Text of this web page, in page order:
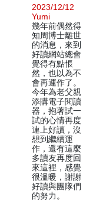
2023/12/12
Yumi
幾年前偶然得
知周博士離世
的消息，來到
好讀網站總會
覺得有點悵
然，也以為不
會再運作了。
今年為老父親
添購電子閱讀
器，抱著試一
試的心情再度
連上好讀，沒
想到繼續運
作，還有這麼
多讀友再度回
來這裡，感覺
很溫暖，謝謝
好讀與團隊們
的努力。